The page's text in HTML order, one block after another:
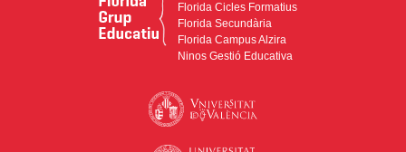
Florida Cicles Formatius
Florida Secundària
Florida Campus Alzira
Ninos Gestió Educativa